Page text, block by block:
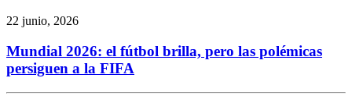
22 junio, 2026
Mundial 2026: el fútbol brilla, pero las polémicas
persiguen a la FIFA